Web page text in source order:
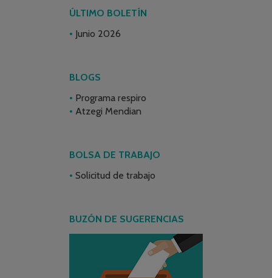
ÚLTIMO BOLETÍN
Junio 2026
BLOGS
Programa respiro
Atzegi Mendian
BOLSA DE TRABAJO
Solicitud de trabajo
BUZÓN DE SUGERENCIAS